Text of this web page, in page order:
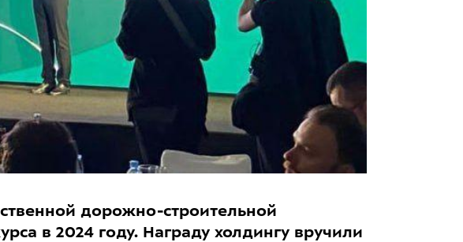
дорожно-строительной
в 2024 году. Награду холдингу вручили